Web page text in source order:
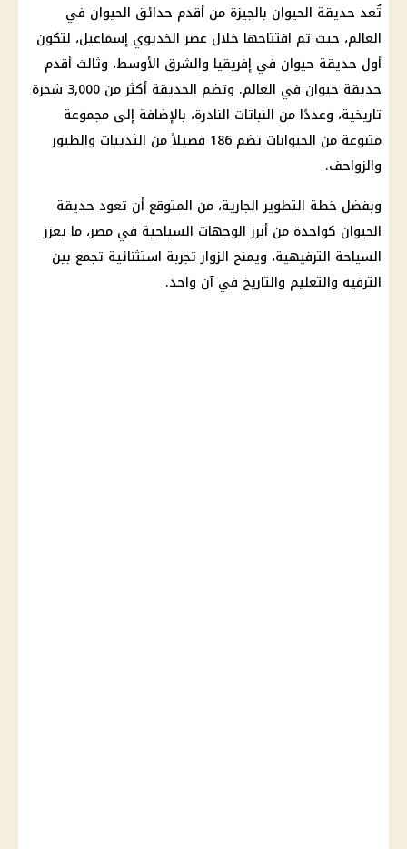
تُعد حديقة الحيوان بالجيزة من أقدم حدائق الحيوان في
العالم، حيث تم افتتاحها خلال عصر الخديوي إسماعيل، لتكون
أول حديقة حيوان في إفريقيا والشرق الأوسط، وثالث أقدم
حديقة حيوان في العالم. وتضم الحديقة أكثر من 3,000 شجرة
تاريخية، وعددًا من النباتات النادرة، بالإضافة إلى مجموعة
متنوعة من الحيوانات تضم 186 فصيلاً من الثدييات والطيور
والزواحف.
وبفضل خطة التطوير الجارية، من المتوقع أن تعود حديقة
الحيوان كواحدة من أبرز الوجهات السياحية في مصر، ما يعزز
السياحة الترفيهية، ويمنح الزوار تجربة استثنائية تجمع بين
الترفيه والتعليم والتاريخ في آن واحد.